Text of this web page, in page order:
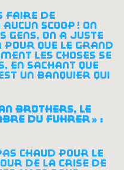
faire de
scoop ! on
gens, on a juste
pour que le grand
les choses se
en sachant que
un banquier qui
brothers, le
du führer» :
chaud pour le
de la crise de